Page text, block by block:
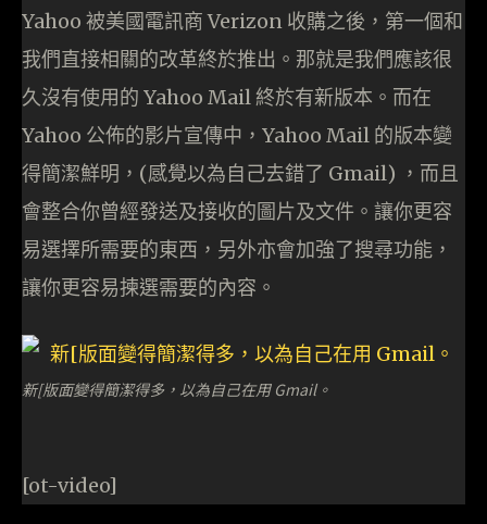
Yahoo 被美國電訊商 Verizon 收購之後，第一個和
我們直接相關的改革終於推出。那就是我們應該很
久沒有使用的 Yahoo Mail 終於有新版本。而在
Yahoo 公佈的影片宣傳中，Yahoo Mail 的版本變
得簡潔鮮明，(感覺以為自己去錯了 Gmail) ，而且
會整合你曾經發送及接收的圖片及文件。讓你更容
易選擇所需要的東西，另外亦會加強了搜尋功能，
讓你更容易揀選需要的內容。
新[版面變得簡潔得多，以為自己在用 Gmail。
[ot-video]